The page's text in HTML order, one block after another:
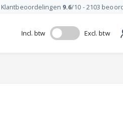
Klantbeoordelingen 9.6/10 -2103
Incl. btw Excl. btw